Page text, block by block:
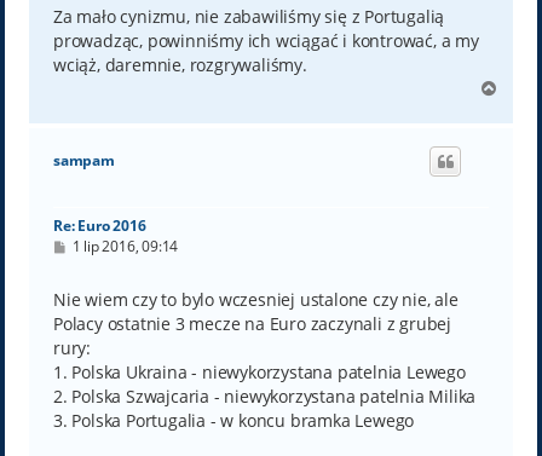
t
Za mało cynizmu, nie zabawiliśmy się z Portugalią
prowadząc, powinniśmy ich wciągać i kontrować, a my
wciąż, daremnie, rozgrywaliśmy.
g
sampam
Re: Euro 2016
P
t
1 lip 2016, 09:14
Nie wiem czy to bylo wczesniej ustalone czy nie, ale
Polacy ostatnie 3 mecze na Euro zaczynali z grubej
rury:
1. Polska Ukraina - niewykorzystana patelnia Lewego
2. Polska Szwajcaria - niewykorzystana patelnia Milika
3. Polska Portugalia - w koncu bramka Lewego